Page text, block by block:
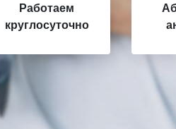
Работаем
круглосуточно